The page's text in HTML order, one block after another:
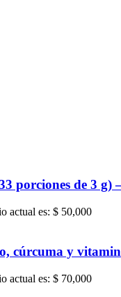
porciones de 3 g)
actual es: $ 50,000
cúrcuma y
actual es: $ 70,000